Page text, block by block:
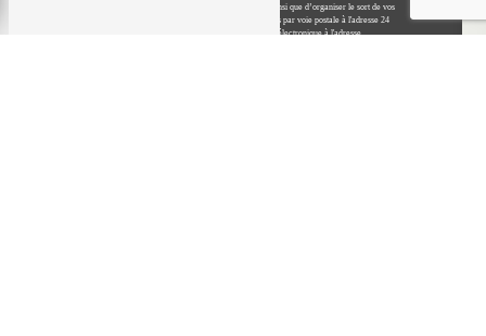
une réclamation auprès d’une autorité de contrôle, ainsi que d’organiser le sort de vos
données post-mortem. Vous pouvez exercer ces droits par voie postale à l'adresse 24
Grande Rue 28700 Béville-le-Comte ou par courrier électronique à l'adresse